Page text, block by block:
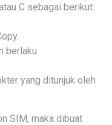
C sebagai berikut:
berlaku.
yang ditunjuk oleh
SIM, maka dibuat